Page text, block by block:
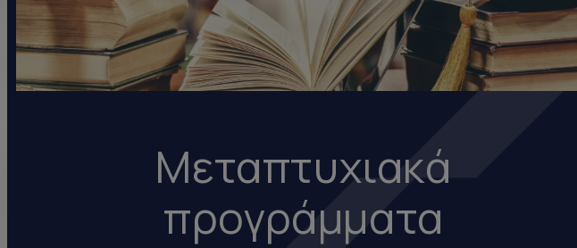
Μεταπτυχιακά
προγράμματα